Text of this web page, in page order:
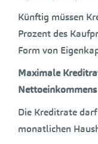
Künftig müssen
Prozent des
Form von
Maximale
Nettoeinkommens
Die Kreditrate
monatlichen